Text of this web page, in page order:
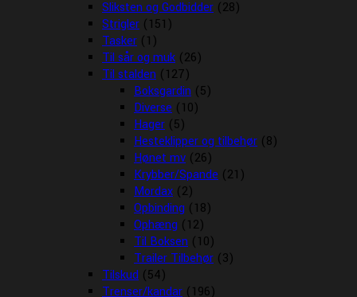
Sliksten og Godbidder (28)
Strigler (151)
Tasker (1)
Til sår og muk (26)
Til stalden (127)
Boksgardin (5)
Diverse (10)
Hager (5)
Hesteklipper og tilbehør (8)
Hønet mv (26)
Krybber/Spande (21)
Mordax (2)
Opbinding (18)
Ophæng (12)
Til Boksen (10)
Trailer Tilbehør (3)
Tilskud (54)
Trenser/kandar (196)